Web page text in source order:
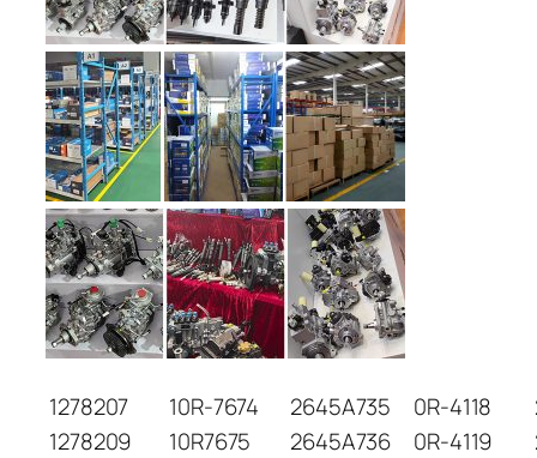
1278207 10R-7674 2645A735 0R-4118
1278209
10R7675 2645A736 0R-4119